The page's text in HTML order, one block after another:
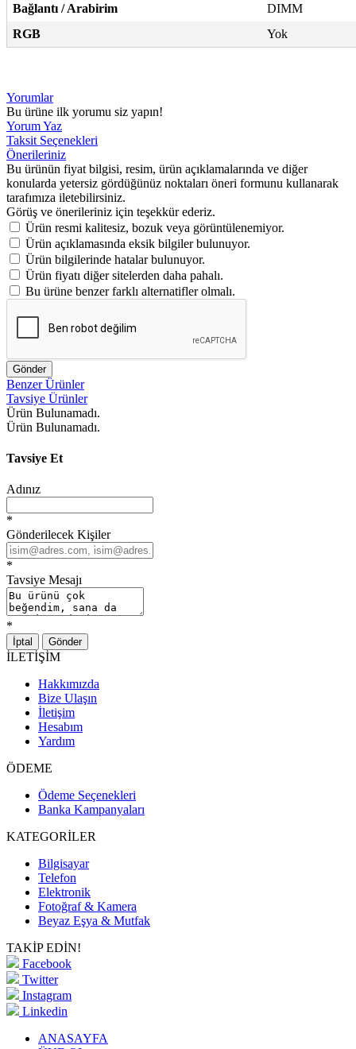
Bağlantı / Arabirim
DIMM
RGB
Yok
Yorumlar
Bu ürüne ilk yorumu siz yapın!
Yorum Yaz
Taksit Seçenekleri
Önerileriniz
Bu ürünün fiyat bilgisi, resim, ürün açıklamalarında ve diğer
konularda yetersiz gördüğünüz noktaları öneri formunu kullanarak
tarafımıza iletebilirsiniz.
Görüş ve önerileriniz için teşekkür ederiz.
Ürün resmi kalitesiz, bozuk veya görüntülenemiyor.
Ürün açıklamasında eksik bilgiler bulunuyor.
Ürün bilgilerinde hatalar bulunuyor.
Ürün fiyatı diğer sitelerden daha pahalı.
Bu ürüne benzer farklı alternatifler olmalı.
Gönder
Benzer Ürünler
Tavsiye Ürünler
Ürün Bulunamadı.
Ürün Bulunamadı.
Tavsiye Et
Adınız
*
Gönderilecek Kişiler
*
Tavsiye Mesajı
*
İptal Gönder
İLETİŞİM
Hakkımızda
Bize Ulaşın
İletişim
Hesabım
Yardım
ÖDEME
Ödeme Seçenekleri
Banka Kampanyaları
KATEGORİLER
Bilgisayar
Telefon
Elektronik
Fotoğraf & Kamera
Beyaz Eşya & Mutfak
TAKİP EDİN!
Facebook
Twitter
Instagram
Linkedin
ANASAYFA